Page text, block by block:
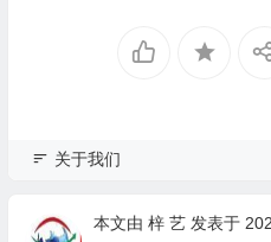
关于我们
本文由 梓 艺发表于